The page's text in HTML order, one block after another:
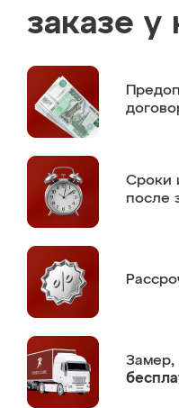
заказе у
Сроки
после
Замер,